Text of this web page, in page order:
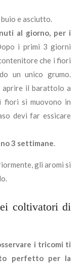
e asciutto.
al giorno, per i
i primi 3 giorni
che i fiori
un unico grumo.
aprire il barattolo a
fiori si muovono in
devi far essicare
3 settimane.
gli aromi si
coltivatori di
i tricomi ti
perfetto per la